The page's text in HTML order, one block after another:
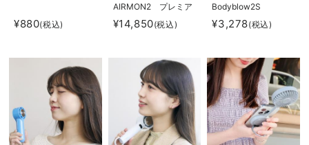
¥880(税込)
AIRMON2 プレミア
ム
¥14,850(税込)
Bodyblow2S
¥3,278(税込)